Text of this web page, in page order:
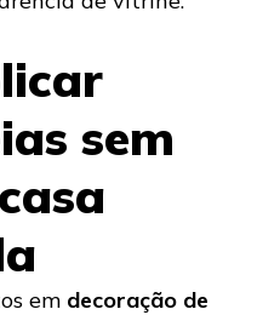
sem
em decoração de